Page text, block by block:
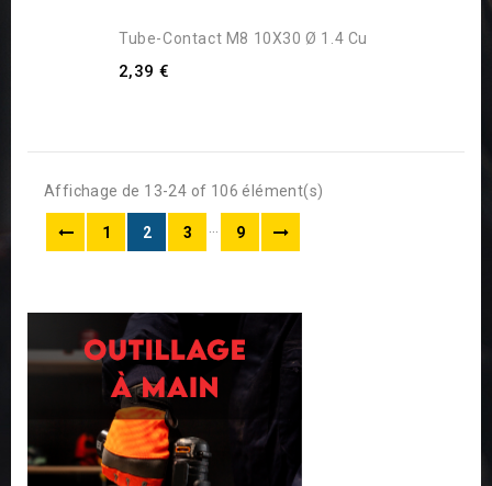
Tube-Contact M8 10X30 Ø 1.4 Cu
2,39 €
Affichage de 13-24 of 106 élément(s)
1 2 3 9